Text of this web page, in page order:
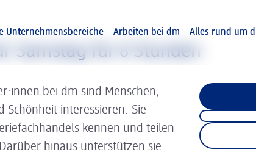
Unternehmensbereiche Arbeiten bei dm Alles rund um
Samstag für 8 Stunden
bei dm sind Menschen,
Schönheit interessieren. Sie
kennen und teilen
hinaus unterstützen sie